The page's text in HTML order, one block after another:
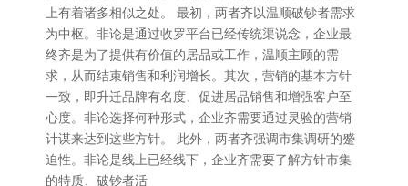
上有着诸多相似之处。 最初，两者齐以温顺破钞者需求
为中枢。非论是通过收罗平台已经传统渠说念，企业最
终齐是为了提供有价值的居品或工作，温顺主顾的需
求，从而结束销售和利润增长。其次，营销的基本方针
一致，即升迁品牌有名度、促进居品销售和增强客户至
心度。非论选择何种形式，企业齐需要通过灵验的营销
计谋来达到这些方针。 此外，两者齐强调市集调研的蹙
迫性。非论是线上已经线下，企业齐需要了解方针市集
的特质、破钞者活